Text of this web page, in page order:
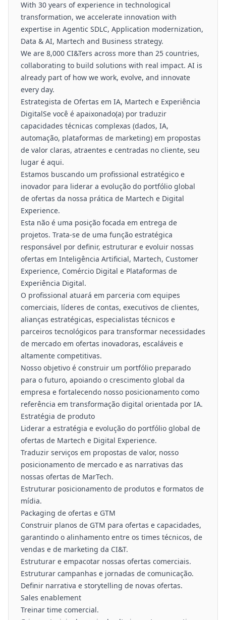
With 30 years of experience in technological
transformation, we accelerate innovation with
expertise in Agentic SDLC, Application modernization,
Data & AI, Martech and Business strategy.
We are 8,000 CI&Ters across more than 25 countries,
collaborating to build solutions with real impact. AI is
already part of how we work, evolve, and innovate
every day.
Estrategista de Ofertas em IA, Martech e Experiência
DigitalSe você é apaixonado(a) por traduzir
capacidades técnicas complexas (dados, IA,
automação, plataformas de marketing) em propostas
de valor claras, atraentes e centradas no cliente, seu
lugar é aqui.
Estamos buscando um profissional estratégico e
inovador para liderar a evolução do portfólio global
de ofertas da nossa prática de Martech e Digital
Experience.
Esta não é uma posição focada em entrega de
projetos. Trata-se de uma função estratégica
responsável por definir, estruturar e evoluir nossas
ofertas em Inteligência Artificial, Martech, Customer
Experience, Comércio Digital e Plataformas de
Experiência Digital.
O profissional atuará em parceria com equipes
comerciais, líderes de contas, executivos de clientes,
alianças estratégicas, especialistas técnicos e
parceiros tecnológicos para transformar necessidades
de mercado em ofertas inovadoras, escaláveis e
altamente competitivas.
Nosso objetivo é construir um portfólio preparado
para o futuro, apoiando o crescimento global da
empresa e fortalecendo nosso posicionamento como
referência em transformação digital orientada por IA.
Estratégia de produto
Liderar a estratégia e evolução do portfólio global de
ofertas de Martech e Digital Experience.
Traduzir serviços em propostas de valor, nosso
posicionamento de mercado e as narrativas das
nossas ofertas de MarTech.
Estruturar posicionamento de produtos e formatos de
mídia.
Packaging de ofertas e GTM
Construir planos de GTM para ofertas e capacidades,
garantindo o alinhamento entre os times técnicos, de
vendas e de marketing da CI&T.
Estruturar e empacotar nossas ofertas comerciais.
Estruturar campanhas e jornadas de comunicação.
Definir narrativa e storytelling de novas ofertas.
Sales enablement
Treinar time comercial.